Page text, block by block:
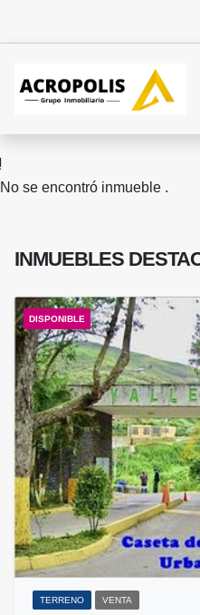
No se encontró inmueble .
INMUEBLES
DISPONIBLE
TERRENO VENTA